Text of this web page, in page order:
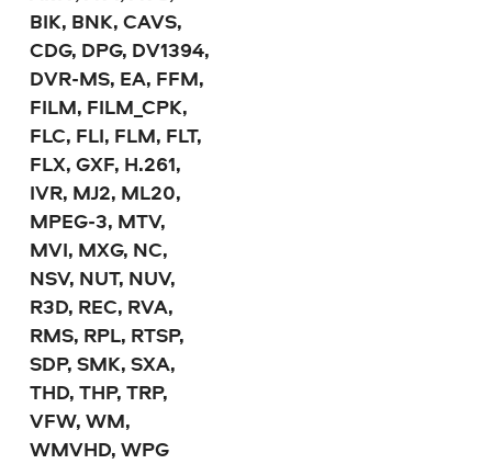
BIK, BNK, CAVS,
CDG, DPG, DV1394,
DVR-MS, EA, FFM,
FILM, FILM_CPK,
FLC, FLI, FLM, FLT,
FLX, GXF, H.261,
IVR, MJ2, ML20,
MPEG-3, MTV,
MVI, MXG, NC,
NSV, NUT, NUV,
R3D, REC, RVA,
RMS, RPL, RTSP,
SDP, SMK, SXA,
THD, THP, TRP,
VFW, WM,
WMVHD, WPG